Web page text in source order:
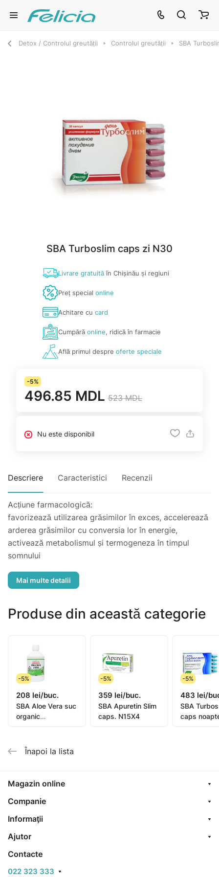
Detox / Controlul greutății Controlul greutății SBA
SBA Turboslim caps zi N30
Livrare gratuităîn Chișinău și regiuni
Preț special online
Achitare cu card
Cumpărăonline, ridică în farmacie
Află primul despre oferte speciale
-5%
496.85 MDL 523 MDL
Nu este disponibil
Descriere Caracteristici Recenzii
Acțiune farmacologică:
favorizează utilizarea grăsimilor în exces, accelerează
arderea grăsimilor cu conversia lor în energie,
activează metabolismul și termogeneza în timpul
somnului
acțiuni de formulă zilnică - o sursă de flavonoide,
cofeină, care accelerează arderea grăsimilor cu
Doze si mod de administrare:
Adulti Turboslim 1 capsula pe zi de 2 ori pe zi la micul
dejun si pranz.
Contraindicații
» hipersensibilitate la componentele suplimentelor
alimentare Turboslim - sarcină
" lactație.
Produse din această categorie
-5%
208 lei/buc.
SBA Aloe Vera suc
organic
-5%
359 lei/buc.
SBA Apuretin Slim
caps. N15X4
-5%
483 lei/
SBA
caps
Înapoi la lista
Magazin online
Companie
Informaţii
Ajutor
Contacte
022 323 333